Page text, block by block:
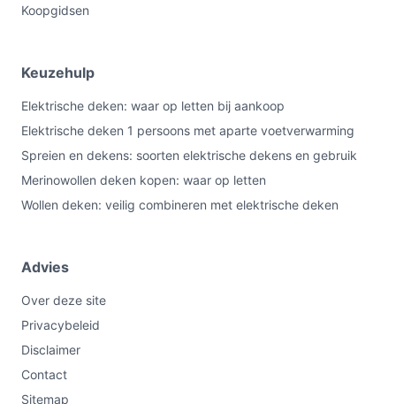
Koopgidsen
Keuzehulp
Elektrische deken: waar op letten bij aankoop
Elektrische deken 1 persoons met aparte voetverwarming
Spreien en dekens: soorten elektrische dekens en gebruik
Merinowollen deken kopen: waar op letten
Wollen deken: veilig combineren met elektrische deken
Advies
Over deze site
Privacybeleid
Disclaimer
Contact
Sitemap